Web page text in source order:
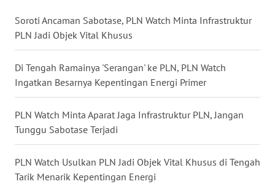
Soroti Ancaman Sabotase, PLN Watch Minta Infrastruktur
PLN Jadi Objek Vital Khusus
Di Tengah Ramainya 'Serangan' ke PLN, PLN Watch
Ingatkan Besarnya Kepentingan Energi Primer
PLN Watch Minta Aparat Jaga Infrastruktur PLN, Jangan
Tunggu Sabotase Terjadi
PLN Watch Usulkan PLN Jadi Objek Vital Khusus di Tengah
Tarik Menarik Kepentingan Energi
WN
KALTARA
WN
KALSEL
WN
KALTIM
WN
SULSEL